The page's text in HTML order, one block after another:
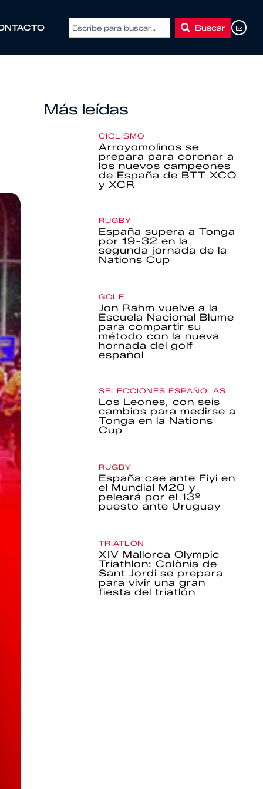
Buscar
Más leídas
CICLISMO
Arroyomolinos se
prepara para coronar a
los nuevos campeones
de España de BTT XCO
y XCR
RUGBY
España supera a Tonga
por 19-32 en la
segunda jornada de la
Nations Cup
GOLF
Jon Rahm vuelve a la
Escuela Nacional Blume
para compartir su
método con la nueva
hornada del golf
español
SELECCIONES ESPAÑOLAS
Los Leones, con seis
cambios para medirse a
Tonga en la Nations
Cup
RUGBY
España cae ante Fiyi en
el Mundial M20 y
peleará por el 13º
puesto ante Uruguay
TRIATLÓN
XIV Mallorca Olympic
Triathlon: Colònia de
Sant Jordi se prepara
para vivir una gran
fiesta del triatlón